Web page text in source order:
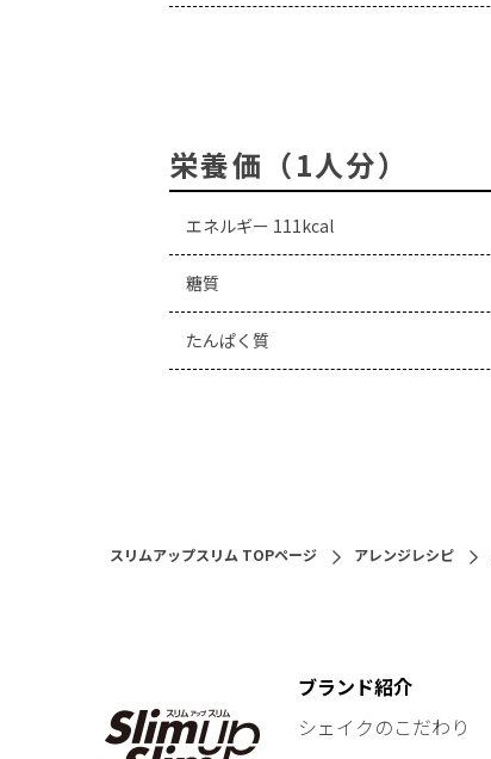
栄養価（1人分）
エネルギー 111kcal
糖質
たんぱく質
スリムアップスリム TOPページ アレンジレシピ
ブランド紹介
シェイクのこだわり